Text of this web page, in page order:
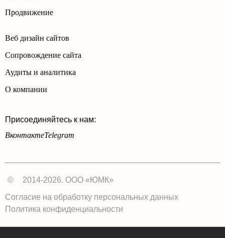
Продвижение
Веб дизайн сайтов
Сопровождение сайта
Аудиты и аналитика
О компании
Присоединяйтесь к нам:
ВконтактеTelegram
©
2014-2026. ООО «ЮМК»
Согласие на обработку персональных данных
Политика конфиденциальности